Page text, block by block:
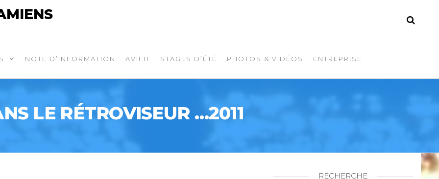
NOTE D’INFORMATION AVIFIT STAGES D’ÉTÉ PHOTOS & VIDÉOS ENTREPRISE
LE RÉTROVISEUR …2011
RECHERCHE